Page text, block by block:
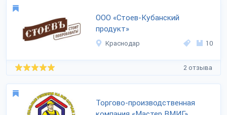
ООО «Стоев-Кубанский
продукт»
Краснодар 10
2 отзыва
Торгово-производственная